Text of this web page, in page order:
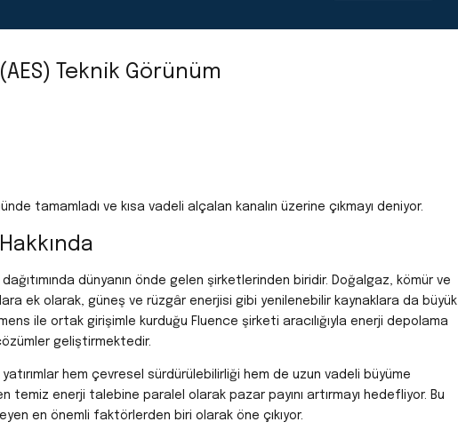
Teknik Görünüm
tamamladı ve kısa vadeli alçalan kanalın üzerine çıkmayı deniyor.
dünyanın önde gelen şirketlerinden biridir. Doğalgaz, kömür ve
ek olarak, güneş ve rüzgâr enerjisi gibi yenilenebilir kaynaklara da büyük
ile ortak girişimle kurduğu Fluence şirketi aracılığıyla enerji depolama
geliştirmektedir.
hem çevresel sürdürülebilirliği hem de uzun vadeli büyüme
temiz enerji talebine paralel olarak pazar payını artırmayı hedefliyor. Bu
en önemli faktörlerden biri olarak öne çıkıyor.